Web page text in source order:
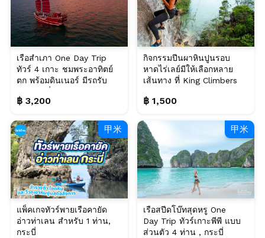
เรือสำเภา One Day Trip
ทัวร์ 4 เกาะ ชมพระอาทิตย์
ตก พร้อมดินเนอร์ มีรถรับ
฿ 3,200
กิจกรรมปีนผาหินปูนรอบ
หาดไร่เลย์มีให้เลือกหลาย
เส้นทาง ที่ King Climbers
฿ 1,500
甲米
แพ็คเกจทัวร์พายเรือคายัด
อ่าวท่าเลน สำหรับ 1 ท่าน,
กระบี่
甲米
เรือสปีดโบ๊ทสุดหรู One
Day Trip ทัวร์เกาะพีพี แบบ
ส่วนตัว 4 ท่าน , กระบี่